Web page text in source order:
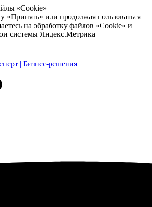
«Cookie»
«Принять» или продолжая пользоваться
на обработку файлов «Cookie» и
системы Яндекс.Метрика
| Бизнес-решения